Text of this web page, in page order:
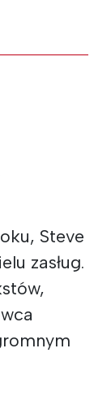
Steve
zasług.